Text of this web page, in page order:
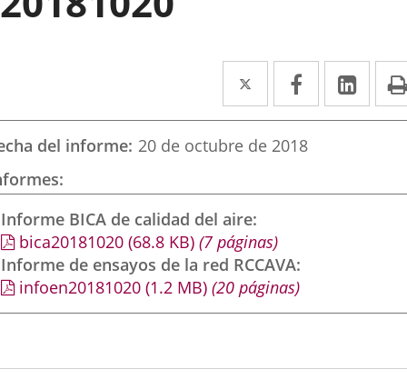
Twitter
Enlace
a
una
externa.
Facebook
Enlace
a
una
externa.
a
del informe 20 de octubre de 2018
Informe BICA de calidad del aire
bica20181020 (68.8 KB) (7 páginas)
Informe de ensayos de la red RCCAVA
infoen20181020 (1.2 MB) (20 páginas)